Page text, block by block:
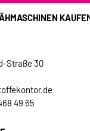
Straße 30
49 65